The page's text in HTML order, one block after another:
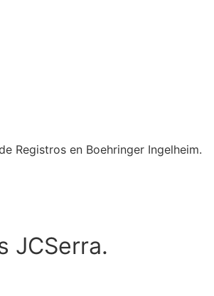
Registros en Boehringer Ingelheim.
JCSerra.